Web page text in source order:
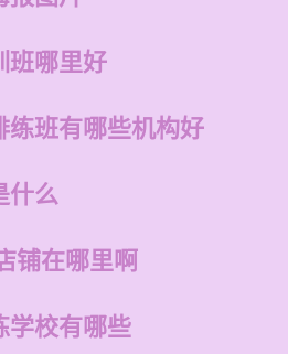
班哪里好
练班有哪些机构好
什么
铺在哪里啊
学校有哪些